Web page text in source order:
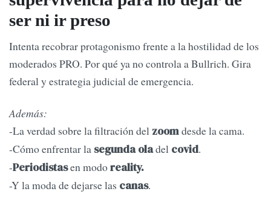
ser ni ir preso
Intenta recobrar protagonismo frente a la hostilidad de los
moderados PRO. Por qué ya no controla a Bullrich. Gira
federal y estrategia judicial de emergencia.
Además:
-La verdad sobre la filtración del zoomdesde la cama.
-Cómo enfrentar la segunda oladel covid.
-Periodistasen modoreality.
-Y la moda de dejarse las canas.